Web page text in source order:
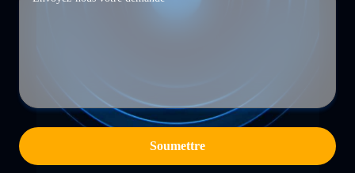
Soumettre